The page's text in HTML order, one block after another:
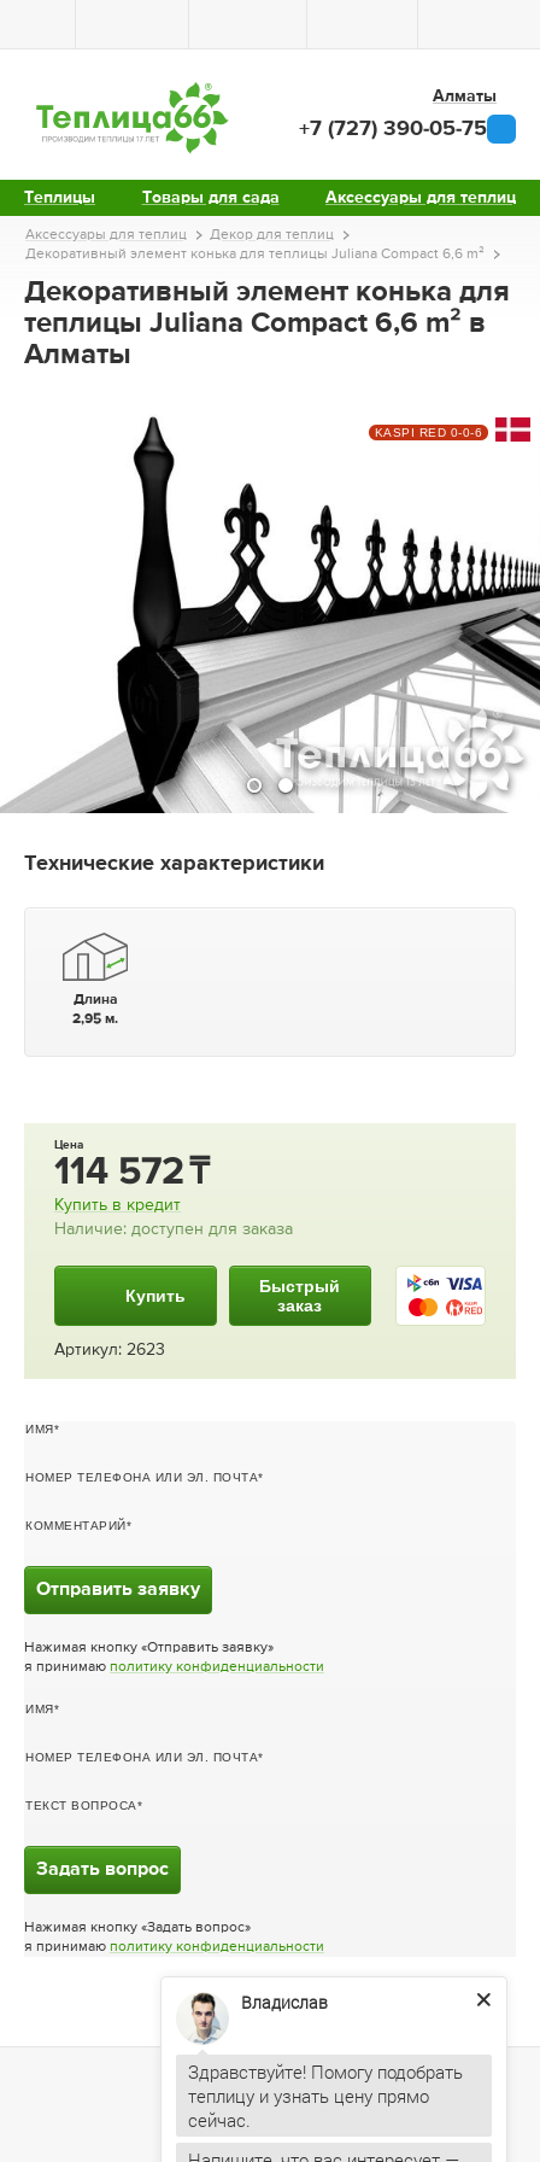
Теплицы Товары для сада Аксессуары для теплиц
Алматы
+7 (727) 390-05-75
Аксессуары для теплиц
Декор для теплиц
Декоративный элемент конька для теплицы Juliana Compact 6,6 m²
Декоративный элемент конька для
теплицы Juliana Compact 6,6 m² в
Алматы
KASPI RED 0-0-6
Технические характеристики
Длина
2,95 м.
Цена
114 572
Купить в кредит
Наличие: доступен для заказа
Купить
Быстрый
заказ
Артикул: 2623
ИМЯ
НОМЕР ТЕЛЕФОНА ИЛИ ЭЛ. ПОЧТА
КОММЕНТАРИЙ
Отправить заявку
Нажимая кнопку «Отправить заявку»
я принимаю политику конфиденциальности
ИМЯ
НОМЕР ТЕЛЕФОНА ИЛИ ЭЛ. ПОЧТА
ТЕКСТ ВОПРОСА
Задать вопрос
Нажимая кнопку «Задать вопрос»
я принимаю политику конфиденциальности
Владислав
Здравствуйте! Помогу подобрать
теплицу и узнать цену прямо